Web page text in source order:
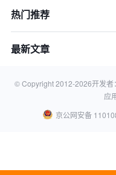
热门推荐
最新文章
© Copyright 2012-2026开发者
应
京公网安备